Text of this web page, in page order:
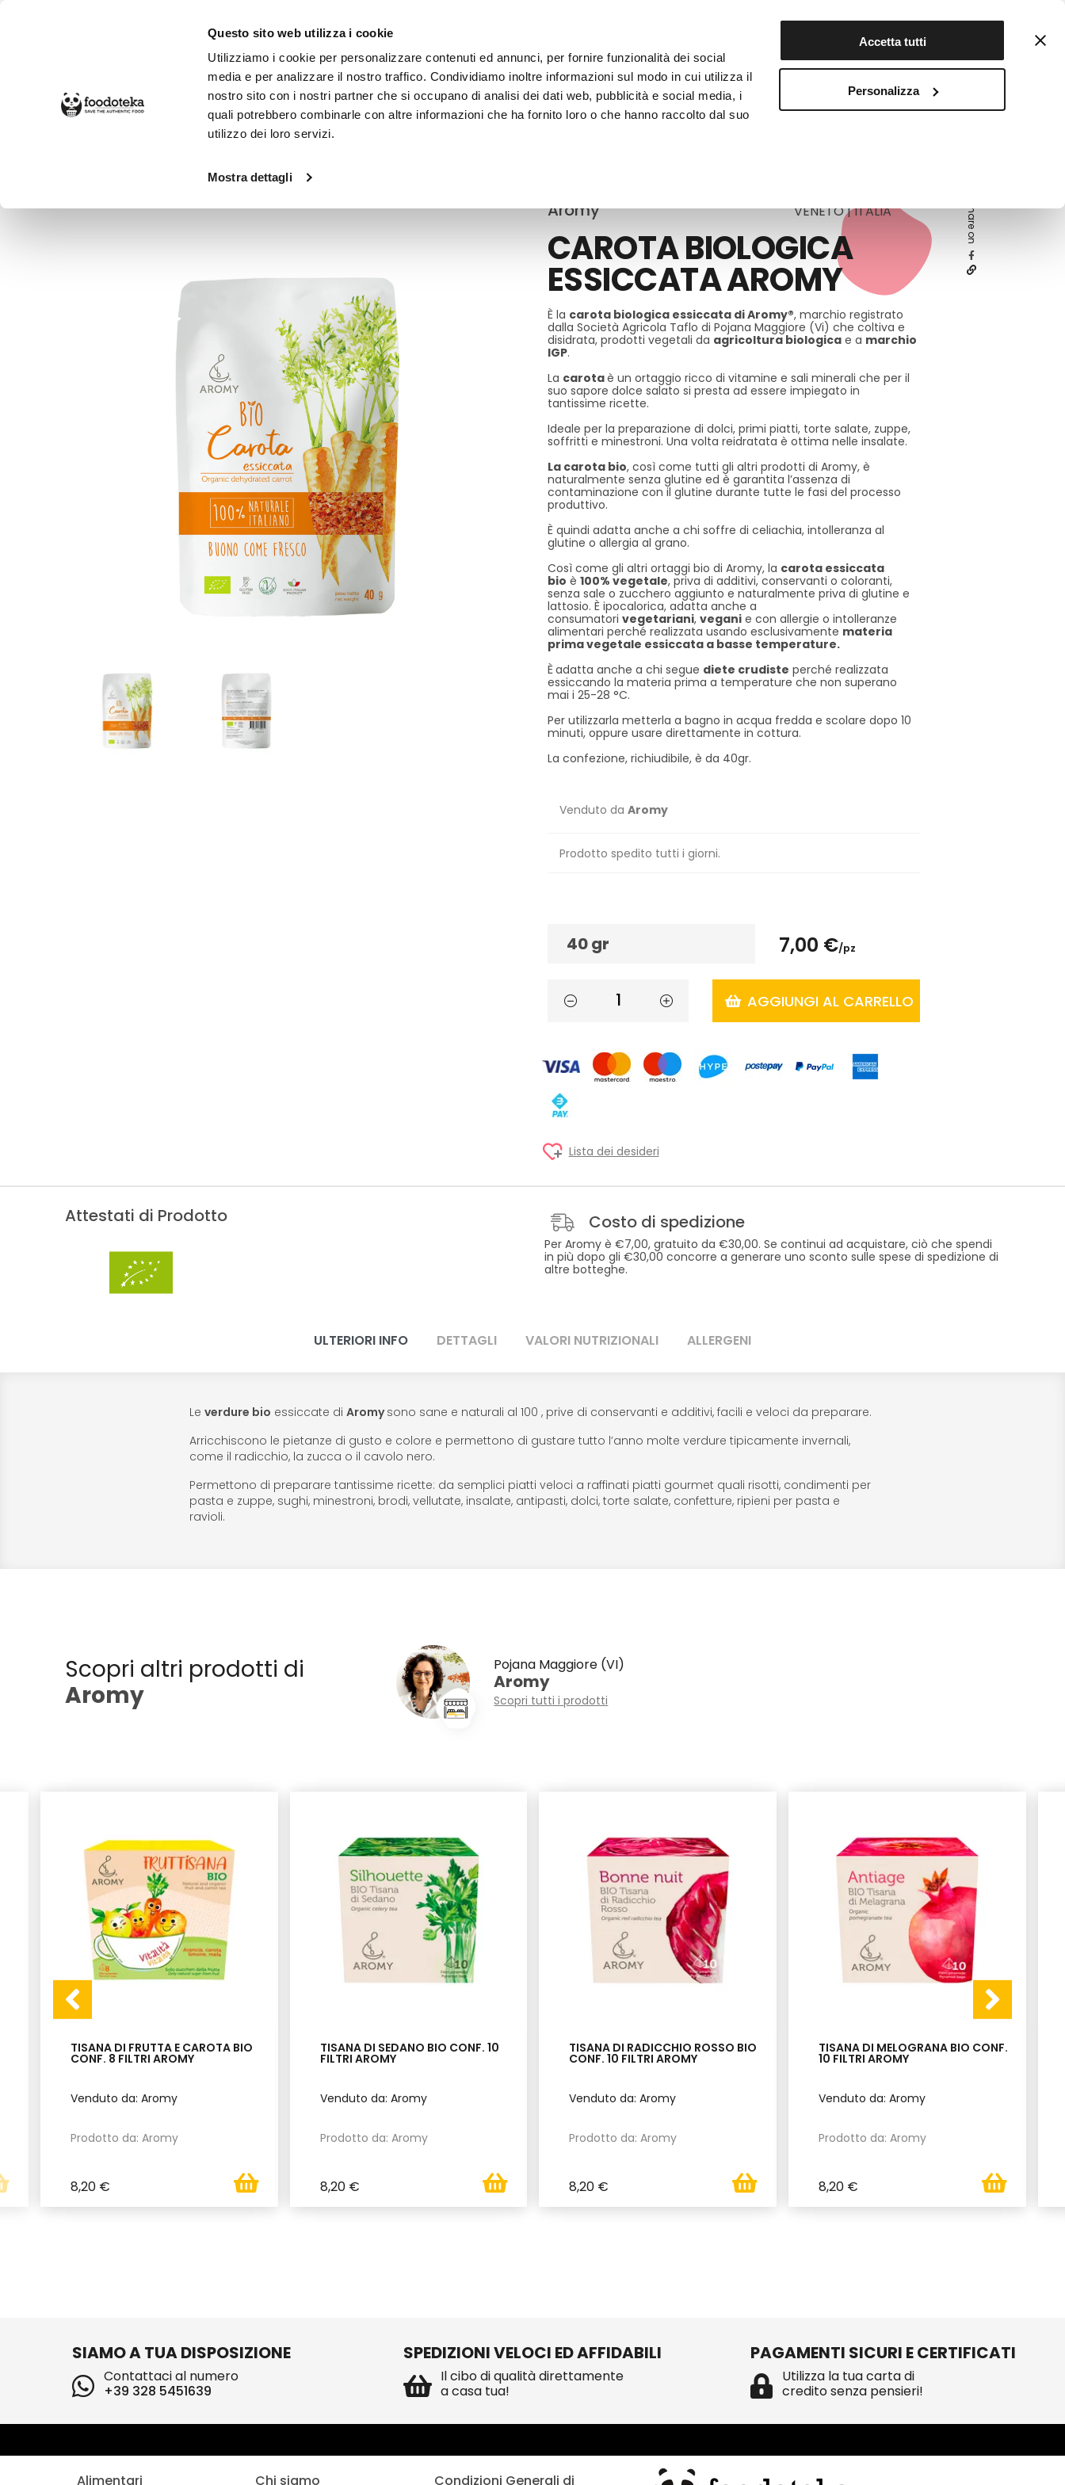
Questo sito web utilizza i cookie
Utilizziamo i cookie per personalizzare contenuti ed annunci, per fornire funzionalità dei social
media e per analizzare il nostro traffico. Condividiamo inoltre informazioni sul modo in cui utilizza il
nostro sito con i nostri partner che si occupano di analisi dei dati web, pubblicità e social media, i
quali potrebbero combinarle con altre informazioni che ha fornito loro o che hanno raccolto dal suo
utilizzo dei loro servizi.
Mostra dettagli
Accetta tutti
Personalizza
Registrati
SPESA ONLINE DA NON PERDERE LE BOTTEGHE INFOTEKA CIBO AUTENTICO
Aromy VENETO | ITALIA
CAROTA BIOLOGICA
ESSICCATA AROMY
È la carota biologica essiccata di Aromy®, marchio registrato
dalla Società Agricola Taflo di Pojana Maggiore (Vi) che coltiva e
disidrata, prodotti vegetali da agricoltura biologica e a marchio
IGP.
La carotaè un ortaggio ricco di vitamine e sali minerali che per il
suo sapore dolce salato si presta ad essere impiegato in
tantissime ricette.
Ideale per la preparazione di dolci, primi piatti, torte salate, zuppe,
soffritti e minestroni. Una volta reidratata è ottima nelle insalate.
La carota bio, così come tutti gli altri prodotti di Aromy, è
naturalmente senza glutine ed è garantita l’assenza di
contaminazione con il glutine durante tutte le fasi del processo
produttivo.
È quindi adatta anche a chi soffre di celiachia, intolleranza al
glutine o allergia al grano.
Così come gli altri ortaggi bio di Aromy, la carota essiccata
bio è 100% vegetale, priva di additivi, conservanti o coloranti,
senza sale o zucchero aggiunto e naturalmente priva di glutine e
lattosio. È ipocalorica, adatta anche a
consumatori vegetariani, vegani e con allergie o intolleranze
alimentari perché realizzata usando esclusivamente materia
prima vegetale essiccata a basse temperature.
Èadatta anche a chi segue diete crudiste perché realizzata
essiccando la materia prima a temperature che non superano
mai i 25-28 °C.
Per utilizzarla metterla a bagno in acqua fredda e scolare dopo 10
minuti, oppure usare direttamente in cottura.
La confezione, richiudibile, è da 40gr.
Venduto da Aromy
Prodotto spedito tutti i giorni.
40 gr 7,00 €/pz
AGGIUNGI AL CARRELLO
Lista dei desideri
Share on
Attestati di Prodotto Costo di spedizione
Per Aromy è €7,00, gratuito da €30,00. Se continui ad acquistare, ciò che spendi
in più dopo gli €30,00 concorre a generare uno sconto sulle spese di spedizione di
altre botteghe.
ULTERIORI INFO DETTAGLI VALORI NUTRIZIONALI ALLERGENI
Le verdure bio essiccate di Aromysono sane e naturali al 100 , prive di conservanti e additivi, facili e veloci da preparare.
Arricchiscono le pietanze di gusto e colore e permettono di gustare tutto l’anno molte verdure tipicamente invernali,
come il radicchio, la zucca o il cavolo nero.
Permettono di preparare tantissime ricette: da semplici piatti veloci a raffinati piatti gourmet quali risotti, condimenti per
pasta e zuppe, sughi, minestroni, brodi, vellutate, insalate, antipasti, dolci, torte salate, confetture, ripieni per pasta e
ravioli.
Scopri altri prodotti di
Aromy
Pojana Maggiore (VI)
Aromy
Scopri tutti i prodotti
TISANA DI FRUTTA E CAROTA BIO
CONF. 8 FILTRI AROMY
Venduto da: Aromy
Prodotto da: Aromy
8,20 €
TISANA DI SEDANO BIO CONF. 10
FILTRI AROMY
Venduto da: Aromy
Prodotto da: Aromy
8,20 €
TISANA DI RADICCHIO ROSSO BIO
CONF. 10 FILTRI AROMY
Venduto da: Aromy
Prodotto da: Aromy
8,20 €
TISANA DI MELOGRANA BIO CONF.
10 FILTRI AROMY
Venduto da: Aromy
Prodotto da: Aromy
8,20 €
SIAMO A TUA DISPOSIZIONE
Contattaci al numero
+39 328 5451639
SPEDIZIONI VELOCI ED AFFIDABILI
Il cibo di qualità direttamente
a casa tua!
PAGAMENTI SICURI E CERTIFICATI
Utilizza la tua carta di
credito senza pensieri!
Alimentari Chi siamo Condizioni Generali di